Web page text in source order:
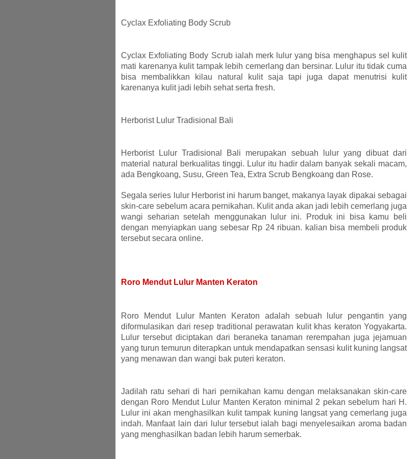
Cyclax Exfoliating Body Scrub
Cyclax Exfoliating Body Scrub ialah merk lulur yang bisa menghapus sel kulit
mati karenanya kulit tampak lebih cemerlang dan bersinar. Lulur itu tidak cuma
bisa membalikkan kilau natural kulit saja tapi juga dapat menutrisi kulit
karenanya kulit jadi lebih sehat serta fresh.
Herborist Lulur Tradisional Bali
Herborist Lulur Tradisional Bali merupakan sebuah lulur yang dibuat dari
material natural berkualitas tinggi. Lulur itu hadir dalam banyak sekali macam,
ada Bengkoang, Susu, Green Tea, Extra Scrub Bengkoang dan Rose.
Segala series lulur Herborist ini harum banget, makanya layak dipakai sebagai
skin-care sebelum acara pernikahan. Kulit anda akan jadi lebih cemerlang juga
wangi seharian setelah menggunakan lulur ini. Produk ini bisa kamu beli
dengan menyiapkan uang sebesar Rp 24 ribuan. kalian bisa membeli produk
tersebut secara online.
Roro Mendut Lulur Manten Keraton
Roro Mendut Lulur Manten Keraton adalah sebuah lulur pengantin yang
diformulasikan dari resep traditional perawatan kulit khas keraton Yogyakarta.
Lulur tersebut diciptakan dari beraneka tanaman rerempahan juga jejamuan
yang turun temurun diterapkan untuk mendapatkan sensasi kulit kuning langsat
yang menawan dan wangi bak puteri keraton.
Jadilah ratu sehari di hari pernikahan kamu dengan melaksanakan skin-care
dengan Roro Mendut Lulur Manten Keraton minimal 2 pekan sebelum hari H.
Lulur ini akan menghasilkan kulit tampak kuning langsat yang cemerlang juga
indah. Manfaat lain dari lulur tersebut ialah bagi menyelesaikan aroma badan
yang menghasilkan badan lebih harum semerbak.